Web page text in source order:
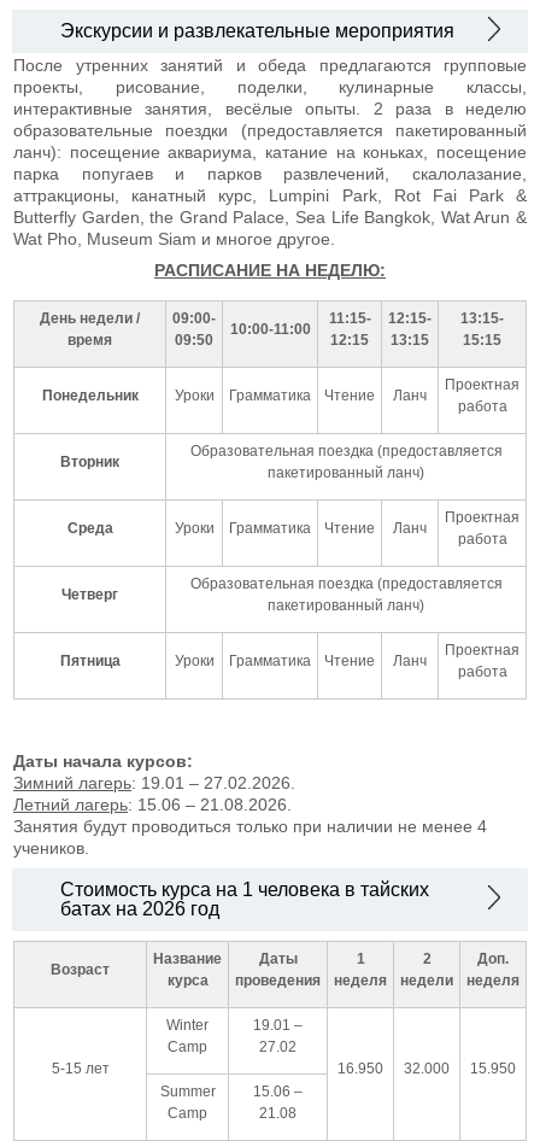
Экскурсии и развлекательные мероприятия
После утренних занятий и обеда предлагаются групповые
проекты, рисование, поделки, кулинарные классы,
интерактивные занятия, весёлые опыты. 2 раза в неделю
образовательные поездки (предоставляется пакетированный
ланч): посещение аквариума, катание на коньках, посещение
парка попугаев и парков развлечений, скалолазание,
аттракционы, канатный курс, Lumpini Park, Rot Fai Park &
Butterfly Garden, the Grand Palace, Sea Life Bangkok, Wat Arun &
Wat Pho, Museum Siam и многое другое.
РАСПИСАНИЕ НА НЕДЕЛЮ:
День недели /
время
09:00-
09:50
10:00-11:00
11:15-
12:15
12:15-
13:15
13:15-
15:15
Понедельник Уроки Грамматика Чтение Ланч
Проектная
работа
Вторник
Образовательная поездка (предоставляется
пакетированный ланч)
Среда Уроки Грамматика Чтение Ланч
Проектная
работа
Четверг
Образовательная поездка (предоставляется
пакетированный ланч)
Пятница Уроки Грамматика Чтение Ланч
Проектная
работа
Даты начала курсов:
Зимний лагерь: 19.01 – 27.02.2026.
Летний лагерь: 15.06 – 21.08.2026.
Занятия будут проводиться только при наличии не менее 4
учеников.
Стоимость курса на 1 человека в тайских
батах на 2026 год
Возраст
Название
курса
Даты
проведения
1
неделя
2
недели
Доп.
неделя
5-15 лет
Winter
Camp
19.01 –
27.02
16.950
32.000
15.950
Summer
Camp
15.06 –
21.08